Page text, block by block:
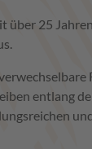
über 25
entlang